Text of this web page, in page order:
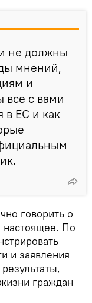
не должны
мнений,
и
все с вами
в ЕС и как
говорить о
настоящее. По
и заявления
граждан